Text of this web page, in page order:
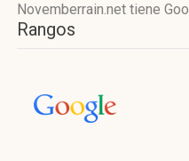
Novemberrain.net tiene
Rangos